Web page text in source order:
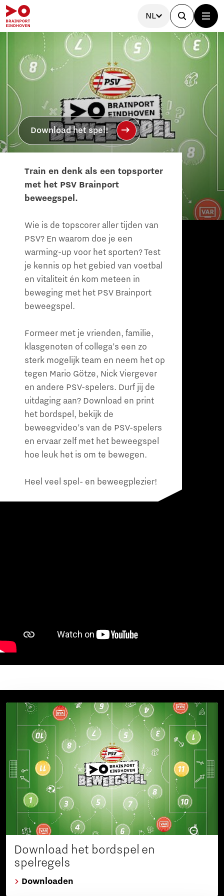
NL
Download het spel!
Train en denk als een topsporter
met het PSV Brainport
beweegspel.
Wie is de topscorer aller tijden van
PSV? En waarom doe je een
warming-up voor het sporten? Test
je kennis op het gebied van voetbal
en vitaliteit én kom meteen in
beweging met het PSV Brainport
beweegspel.
Formeer met je vrienden, familie,
klasgenoten of collega’s een zo
sterk mogelijk team en neem het op
tegen Mario Götze, Nick Viergever
en andere PSV-spelers. Durf jij de
uitdaging aan? Download en print
het bordspel, bekijk de
beweegvideo’s van de PSV-spelers
en ervaar zelf met het beweegspel
hoe leuk het is om te bewegen.
Heel veel spel- en beweegplezier!
Download het bordspel en
spelregels
Downloaden